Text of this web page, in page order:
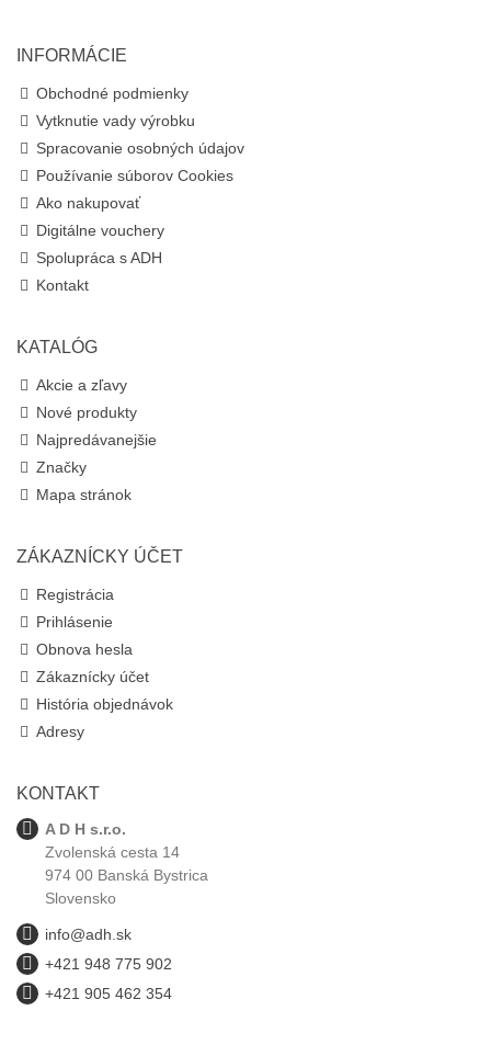
INFORMÁCIE
Obchodné podmienky
Vytknutie vady výrobku
Spracovanie osobných údajov
Používanie súborov Cookies
Ako nakupovať
Digitálne vouchery
Spolupráca s ADH
Kontakt
KATALÓG
Akcie a zľavy
Nové produkty
Najpredávanejšie
Značky
Mapa stránok
ZÁKAZNÍCKY ÚČET
Registrácia
Prihlásenie
Obnova hesla
Zákaznícky účet
História objednávok
Adresy
KONTAKT
A D H s.r.o.
Zvolenská cesta 14
974 00 Banská Bystrica
Slovensko
info@adh.sk
+421 948 775 902
+421 905 462 354